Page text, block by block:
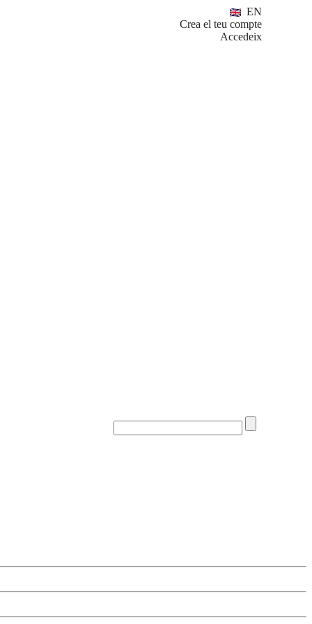
EN
Crea el teu compte
Accedeix